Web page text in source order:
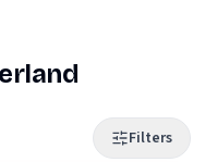
Filters